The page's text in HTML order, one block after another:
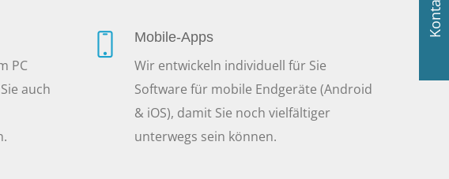
PC
auch
Mobile-Apps
Wir entwickeln individuell für Sie
Software für mobile Endgeräte (Android
& iOS), damit Sie noch vielfältiger
unterwegs sein können.
Kontakt